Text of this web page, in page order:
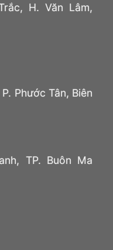
H. Văn Lâm,
Phước Tân, Biên
TP. Buôn Ma